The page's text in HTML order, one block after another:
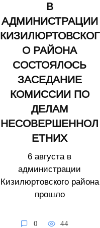
В
АДМИНИСТРАЦИИ
КИЗИЛЮРТОВСКОГ
О РАЙОНА
СОСТОЯЛОСЬ
ЗАСЕДАНИЕ
КОМИССИИ ПО
ДЕЛАМ
НЕСОВЕРШЕННОЛ
ЕТНИХ
6 августа в
администрации
Кизилюртовского района
прошло
0 44